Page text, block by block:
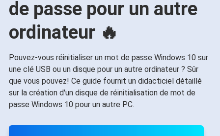
de passe pour un autre
ordinateur 🔥
Pouvez-vous réinitialiser un mot de passe Windows 10 sur
une clé USB ou un disque pour un autre ordinateur ? Sûr
que vous pouvez! Ce guide fournit un didacticiel détaillé
sur la création d'un disque de réinitialisation de mot de
passe Windows 10 pour un autre PC.